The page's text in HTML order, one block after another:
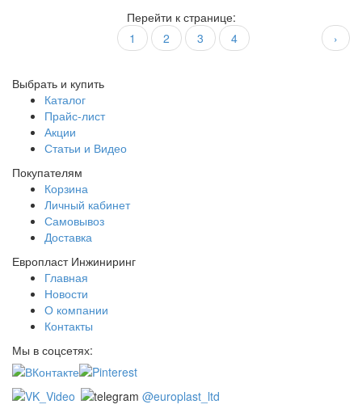
Перейти к странице:
1
2 3 ›
4
Выбрать и купить
Каталог
Прайс-лист
Акции
Статьи и Видео
Покупателям
Корзина
Личный кабинет
Самовывоз
Доставка
Европласт Инжиниринг
Главная
Новости
О компании
Контакты
Мы в соцсетях:
@europlast_ltd